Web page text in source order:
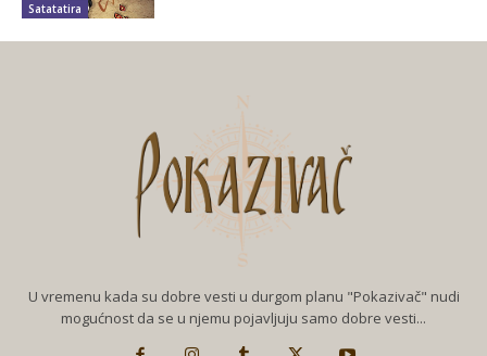
Satatatira
U vremenu kada su dobre vesti u durgom planu "Pokazivač" nudi
mogućnost da se u njemu pojavljuju samo dobre vesti...